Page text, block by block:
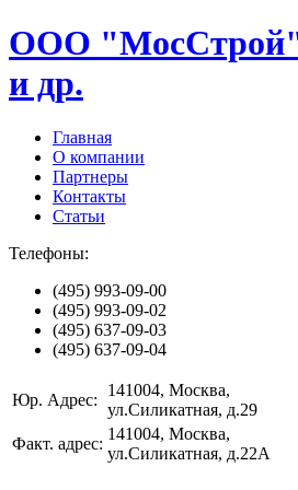
ООО "МосСтрой"
и др.
Главная
О компании
Партнеры
Контакты
Статьи
Телефоны:
(495) 993-09-00
(495) 993-09-02
(495) 637-09-03
(495) 637-09-04
Юр. Адрес:
141004, Москва,
ул.Силикатная, д.29
Факт. адрес:
141004, Москва,
ул.Силикатная, д.22А